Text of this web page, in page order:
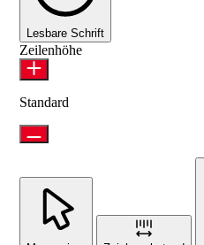
Lesbare Schrift
Zeilenhöhe
Standard